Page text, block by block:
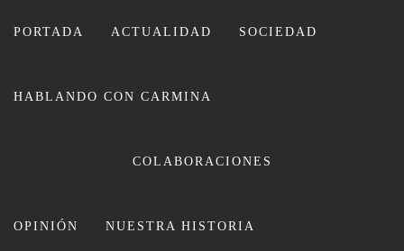
PORTADA ACTUALIDAD SOCIEDAD
HABLANDO CON CARMINA
COLABORACIONES
OPINIÓN NUESTRA HISTORIA
CARMINA LEIVA